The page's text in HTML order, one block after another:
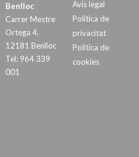
Benlloc
Carrer Mestre
Ortega 4.
12181 Benlloc
Tel: 964 339
001
Avís legal
Política de
privacitat
Política de
cookies